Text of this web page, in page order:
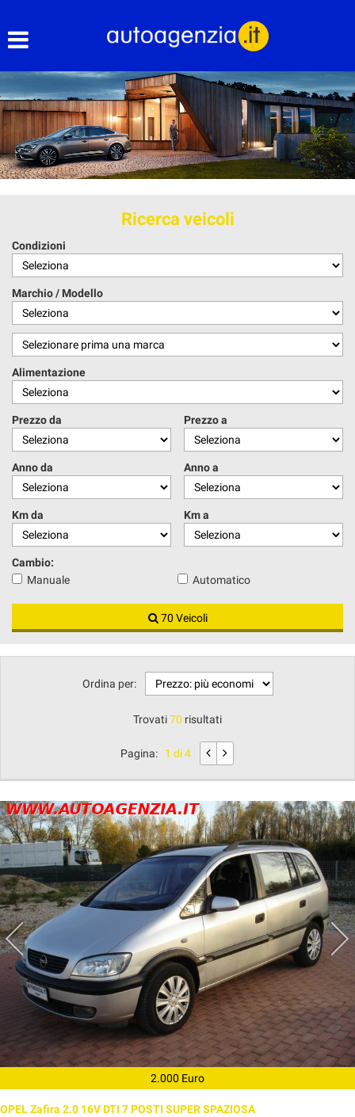
CHI SIAMO
LISTA VEICOLI
ACQUISTIAMO USATO
CONTATTI
Ricerca veicoli
Condizioni
Marchio / Modello
Alimentazione
Prezzo da Prezzo a
Anno da Anno a
Km da Km a
Cambio:
Manuale
Automatico
70 Veicoli
Ordina per:
Trovati70 risultati
Pagina: 1 di 4
2.000 Euro
OPEL Zafira 2.0 16V DTI 7 POSTI SUPER SPAZIOSA